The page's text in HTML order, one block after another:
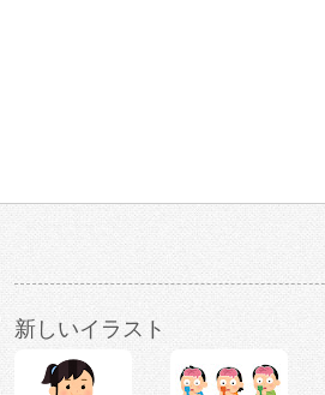
新しいイラスト